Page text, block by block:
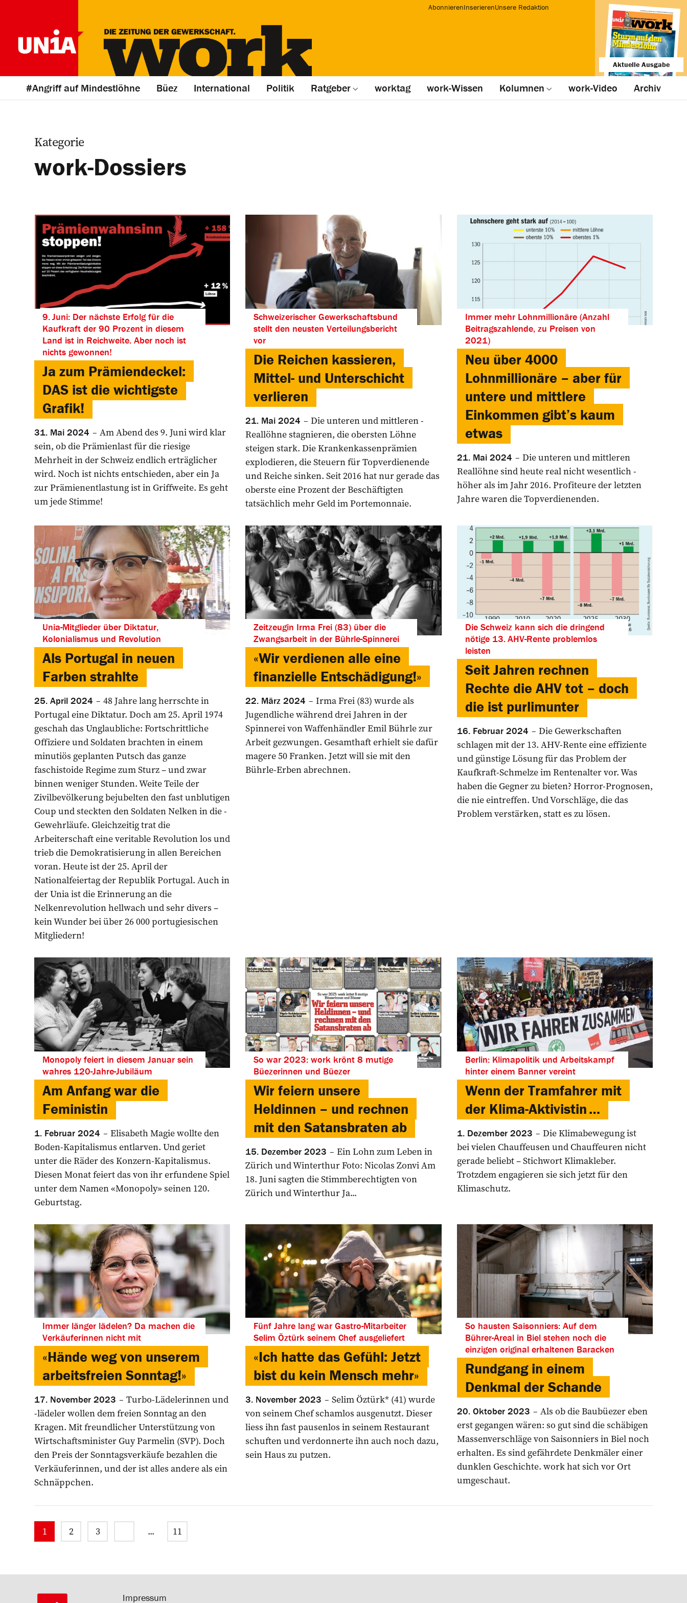
AbonnierenInserierenUnsere Redaktion
Aktuelle Ausgabe
#Angriff auf Mindestlöhne Büez International Politik Ratgeber worktag work-Wissen Kolumnen work-Video Archiv
Kategorie
work-Dossiers
9. Juni: Der nächste Erfolg für die
Kaufkraft der 90 Prozent in diesem
Land ist in Reichweite. Aber noch ist
nichts gewonnen!
Ja zum Prämiendeckel:
DAS ist die wichtigste
Grafik!
31. Mai 2024
Am Abend des 9. Juni wird klar
sein, ob die Prämienlast für die riesige
Mehrheit in der Schweiz endlich erträglicher
wird. Noch ist nichts entschieden, aber ein Ja
zur Prämienentlastung ist in Griffweite. Es geht
um jede Stimme!
Schweizerischer Gewerkschaftsbund
stellt den neusten Verteilungsbericht
vor
Die Reichen kassieren,
Mittel- und Unterschicht
verlieren
21. Mai 2024
Die unteren und mittleren ­
Reallöhne stagnieren, die ­obersten Löhne
steigen stark. Die Krankenkassenprämien
explodieren, die Steuern für ­Topverdienende
und Reiche ­sinken. Seit 2016 hat nur ­gerade das
oberste eine Prozent der Beschäftigten
tatsächlich mehr Geld im Portemonnaie.
Immer mehr Lohnmillionäre (Anzahl
Beitragszahlende, zu Preisen von
2021)
Neu über 4000
Lohnmillionäre – aber für
untere und mittlere
­Einkommen gibt’s kaum
etwas
21. Mai 2024
Die unteren und mittleren
Reallöhne sind heute real nicht wesentlich ­
höher als im Jahr 2016. Profiteure der letzten
Jahre waren die Topverdienenden.
Unia-Mitglieder über Diktatur,
Kolonialismus und Revolution
Als Portugal in neuen
Farben strahlte
25. April 2024
48 Jahre lang herrschte in
Portugal eine Diktatur. Doch am 25. April 1974
geschah das Unglaubliche: Fortschrittliche
Offiziere und Soldaten brachten in einem
minutiös geplanten Putsch das ganze
faschistoide Regime zum Sturz – und zwar
binnen weniger Stunden. Weite Teile der
Zivilbevölkerung bejubelten den fast unblutigen
Coup und steckten den Soldaten Nelken in die ­
Gewehrläufe. Gleichzeitig trat die
Arbeiterschaft eine veritable Revolution los und
trieb die Demokratisierung in allen Bereichen
voran. Heute ist der 25. April der
Nationalfeiertag der ­Republik Portugal. Auch in
der Unia ist die Erinnerung an die
Nelkenrevolution hellwach und sehr divers –
kein Wunder bei über 26 000 portugiesischen
Mitgliedern!
Zeitzeugin Irma Frei (83) über die
Zwangsarbeit in der Bührle-Spinnerei
«Wir verdienen alle eine
finanzielle Entschädigung!»
22. März 2024
Irma Frei (83) wurde als
Jugendliche während drei Jahren in der
Spinnerei von Waffen­händler Emil Bührle ­zur
Arbeit gezwungen. Gesamthaft erhielt sie dafür
magere 50 Franken. Jetzt will sie mit den
Bührle-Erben ­abrechnen.
Die Schweiz kann sich die dringend
nötige 13. AHV-Rente problemlos
leisten
Seit Jahren rechnen
Rechte die AHV tot – doch
die ist purlimunter
16. Februar 2024
Die Gewerkschaften
schlagen mit der 13. AHV-Rente eine effiziente
und günstige Lösung für das ­Problem der
Kaufkraft-Schmelze im Rentenalter vor. Was
haben die Gegner zu bieten? Horror-­Prognosen,
die nie eintreffen. ­Und Vorschläge, die das
Problem verstärken, statt es zu lösen.
Monopoly feiert in diesem Januar sein
wahres 120-Jahre-Jubiläum
Am Anfang war die
Feministin
1. Februar 2024
Elisabeth Magie wollte den
Boden-Kapitalismus entlarven. Und geriet
unter die Räder des Konzern-Kapitalismus.
Diesen Monat feiert das von ihr erfundene Spiel
unter dem Namen «Monopoly» seinen 120.
Geburtstag.
So war 2023: work krönt 8 mutige
Büezerinnen und Büezer
Wir feiern unsere
Heldinnen – und rechnen
mit den Satansbraten ab
15. Dezember 2023
Ein Lohn zum Leben in
Zürich und Winterthur Foto: Nicolas Zonvi Am
18. Juni sagten die Stimmberechtigten von
Zürich und Winterthur Ja...
Berlin: Klimapolitik und Arbeitskampf
hinter einem Banner vereint
Wenn der Tramfahrer mit
der Klima-Aktivistin …
1. Dezember 2023
Die Klimabewegung ist
bei ­vielen Chauffeusen und Chauffeuren nicht
gerade beliebt – Stichwort Klimakleber.
Trotzdem engagieren sie sich jetzt für den
Klimaschutz.
Immer länger lädelen? Da machen die
Verkäuferinnen nicht mit
«Hände weg von unserem
arbeitsfreien Sonntag!»
17. November 2023
Turbo-Lädelerinnen und
-lädeler wollen dem freien Sonntag an den
Kragen. Mit freundlicher Unterstützung von
Wirtschaftsminister Guy Parmelin (SVP). Doch
den Preis der Sonntagsverkäufe bezahlen die
Verkäuferinnen, und der ist alles andere als ein
Schnäppchen.
Fünf Jahre lang war Gastro-Mitarbeiter
Selim Öztürk seinem Chef ausgeliefert
«Ich hatte das Gefühl: Jetzt
bist du kein Mensch mehr»
3. November 2023
Selim Öztürk* (41) wurde
von seinem Chef schamlos ausgenutzt. Dieser
liess ihn fast ­pausenlos in seinem ­Restaurant
schuften und verdonnerte ihn auch noch dazu,
sein Haus zu putzen.
So hausten Saisonniers: Auf dem
Bührer-Areal in Biel stehen noch die
einzigen original erhaltenen Baracken
Rundgang in einem
Denkmal der Schande
20. Oktober 2023
Als ob die Baubüezer eben
erst gegangen wären: so gut sind die schäbigen
Massenverschläge von Saisonniers in Biel noch
erhalten. Es sind gefährdete Denkmäler einer
dunklen ­Geschichte. work hat sich vor Ort
umgeschaut.
1 2 3 ... 11
Impressum